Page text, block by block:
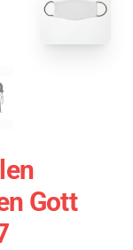
Gott